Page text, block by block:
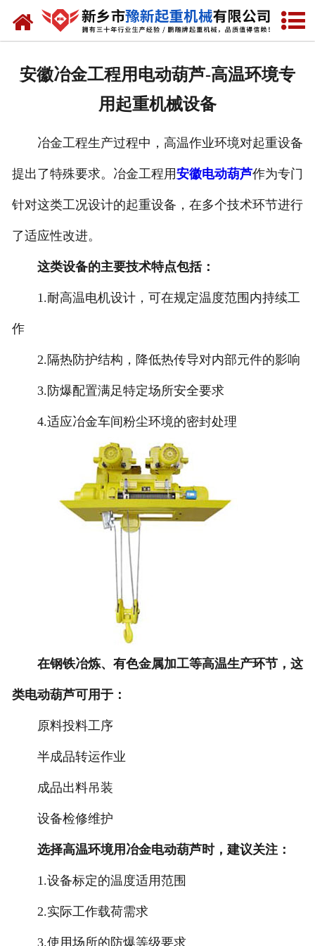
网站首页
资质荣誉
联系我们
安徽冶金工程用电动葫芦-高温环境专
用起重机械设备
冶金工程生产过程中，高温作业环境对起重设备
提出了特殊要求。冶金工程用安徽电动葫芦作为专门
针对这类工况设计的起重设备，在多个技术环节进行
了适应性改进。
这类设备的主要技术特点包括：
1.耐高温电机设计，可在规定温度范围内持续工
作
2.隔热防护结构，降低热传导对内部元件的影响
3.防爆配置满足特定场所安全要求
4.适应冶金车间粉尘环境的密封处理
在钢铁冶炼、有色金属加工等高温生产环节，这
类电动葫芦可用于：
原料投料工序
半成品转运作业
成品出料吊装
设备检修维护
选择高温环境用冶金电动葫芦时，建议关注：
1.设备标定的温度适用范围
2.实际工作载荷需求
3.使用场所的防爆等级要求